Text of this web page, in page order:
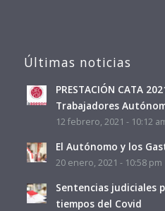
Últimas noticias
PRESTACIÓN CATA
Trabajadores
12 febrero, 2021 - 10:12
El Autónomo y los
20 enero, 2021 - 10:58 pm
Sentencias judiciales
tiempos del Covid